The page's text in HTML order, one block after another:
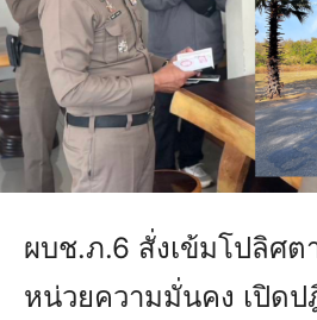
ผบช.ภ.6 สั่งเข้มโปลิศต
หน่วยความมั่นคง เปิด